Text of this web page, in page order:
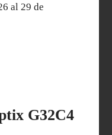
al 29 de
G32C4